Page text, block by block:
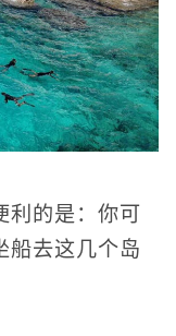
利的是：你可
船去这几个岛